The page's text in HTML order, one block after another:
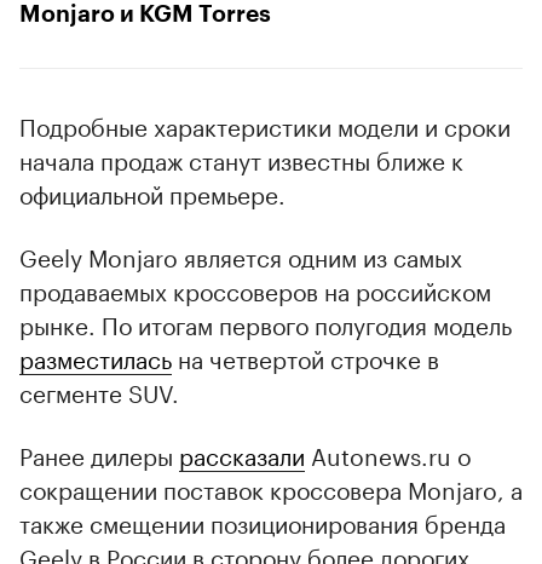
Monjaro и KGM Torres
Подробные характеристики модели и сроки
начала продаж станут известны ближе к
официальной премьере.
Geely Monjaro является одним из самых
продаваемых кроссоверов на российском
рынке. По итогам первого полугодия модель
разместилась на четвертой строчке в
сегменте SUV.
Ранее дилеры рассказали Autonews.ru о
сокращении поставок кроссовера Monjaro, а
также смещении позиционирования бренда
Geely в России в сторону более дорогих,